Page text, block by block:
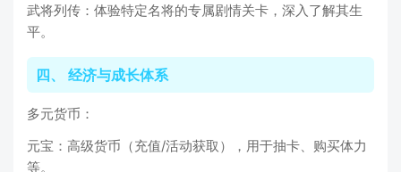
武将列传：体验特定名将的专属剧情关卡，深入了解其生
平。
四、 经济与成长体系
多元货币：
元宝：高级货币（充值/活动获取），用于抽卡、购买体力
等。